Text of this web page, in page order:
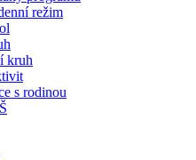
režim
kruh
s rodinou